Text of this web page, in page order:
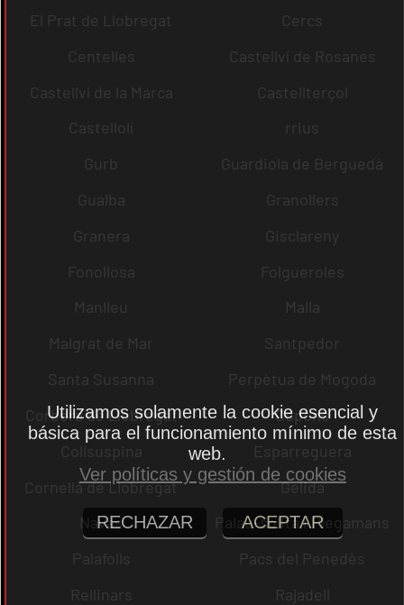
El Prat de Llobregat
Cercs
Centelles
Castellví de Rosanes
Castellví de la Marca
Castellterçol
Castellolí
rrius
Gurb
Guardiola de Berguedà
Gualba
Granollers
Granera
Gisclareny
Fonollosa
Folgueroles
Manlleu
Malla
Malgrat de Mar
Santpedor
Santa Susanna
Perpètua de Mogoda
Corbera de Llobregat
Copons
Collsuspina
Esparreguera
Cornellà de Llobregat
Gelida
Navas
Palau-solità i Plegamans
Palafolls
Pacs del Penedès
Rellinars
Rajadell
Utilizamos solamente la cookie esencial y
básica para el funcionamiento mínimo de esta
web.
Ver políticas y gestión de cookies
RECHAZAR ACEPTAR